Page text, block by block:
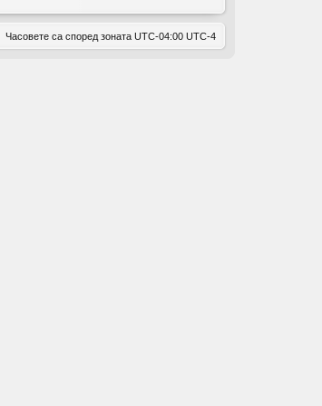
ов
ор
Часовете са според зоната UTC-04:00 UTC-4